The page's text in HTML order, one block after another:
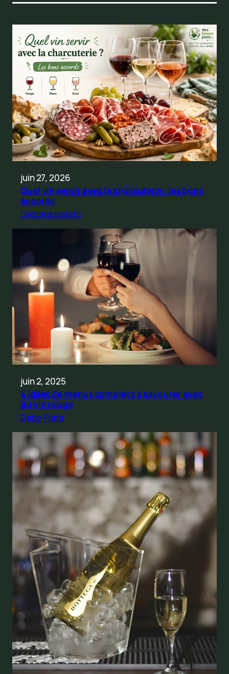
juin 27, 2026
Quel vin servir avec la charcuterie : les bons
accords
Desbeauxplats
juin 2, 2025
4 idées de menus complets à savourer avec
du vin rouge
Debo Plats